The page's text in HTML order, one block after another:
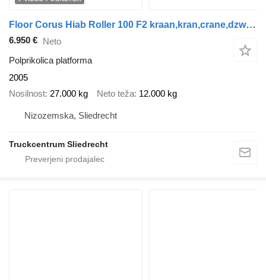
Floor Corus Hiab Roller 100 F2 kraan,kran,crane,dzwig,manipilator,Deut
6.950 € Neto
Polprikolica platforma
2005
Nosilnost 27.000 kg Neto teža 12.000 kg
Nizozemska, Sliedrecht
Truckcentrum Sliedrecht